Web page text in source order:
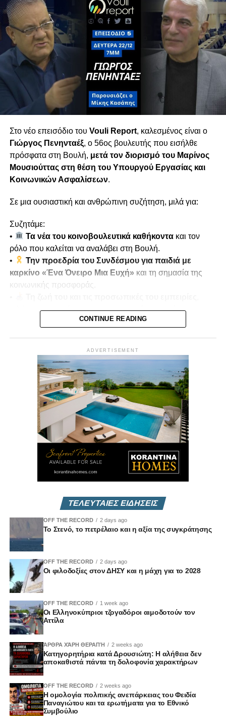
τραπεζών και πίεση στα νοικοκυριά. Παράλληλα,
σχολιάζεται το ρευστό πολιτικό σκηνικό λίγο
πριν τις εκλογές, με την είσοδο νέων κομμάτων
που — όπως όλα δείχνουν — θα διαμορφώσουν
τον νέο κοινοβουλευτικό χάρτη.
Τετάρτη 18/02 στις 6μμ
Στο νέο επεισόδιο του Vouli Report, καλεσμένος είναι ο
Γιώργος Πενηνταέξ, ο 56ος βουλευτής που εισήλθε
πρόσφατα στη Βουλή, μετά τον διορισμό του Μαρίνος
Μουσιούτταςστη θέση του Υπουργού Εργασίας και
Κοινωνικών Ασφαλίσεων.
Σε μια ουσιαστική και ανθρώπινη συζήτηση, μιλά για:
Συζητάμε:
•
Τα νέα του κοινοβουλευτικά καθήκοντακαι τον
ρόλο που καλείται να αναλάβει στη Βουλή.
•
Την προεδρία του Συνδέσμου για παιδιά με
καρκίνο «Ένα Όνειρο Μια Ευχή» και τη σημασία της
κοινωνικής προσφοράς.
μιλώντας ανοιχτά για τον τραυματισμό του κατά την
τουρκική εισβολή του 1974.
Παρουσιάζει οΜίκης Κασάπης
Δευτέρα 22/12 στις 7μμ
Vouli Report— αποκλειστικά στοVouli.TV
CONTINUE READING
ADVERTISEMENT
ΤΕΛΕΥΤΑΙΕΣ ΕΙΔΗΣΕΙΣ
OFF THE RECORD 2 days ago
Το Στενό, το πετρέλαιο και η αξία της συγκράτησης
OFF THE RECORD 2 days ago
Οι φιλοδοξίες στον ΔΗΣΥ και η μάχη για το 2028
OFF THE RECORD 1 week ago
Οι Ελληνοκύπριοι τζογαδόροι αιμοδοτούν τον
Αττίλα
ΆΡΘΡΑ ΧΆΡΗ ΘΕΡΑΠΉ 2 weeks ago
Κατηγορητήρια κατά Δρουσιώτη: Η αλήθεια δεν
αποκαθιστά πάντα τη δολοφονία χαρακτήρων
OFF THE RECORD 2 weeks ago
Η ομολογία πολιτικής ανεπάρκειας του Φειδία
Παναγιώτου και τα ερωτήματα για το Εθνικό
Συμβούλιο